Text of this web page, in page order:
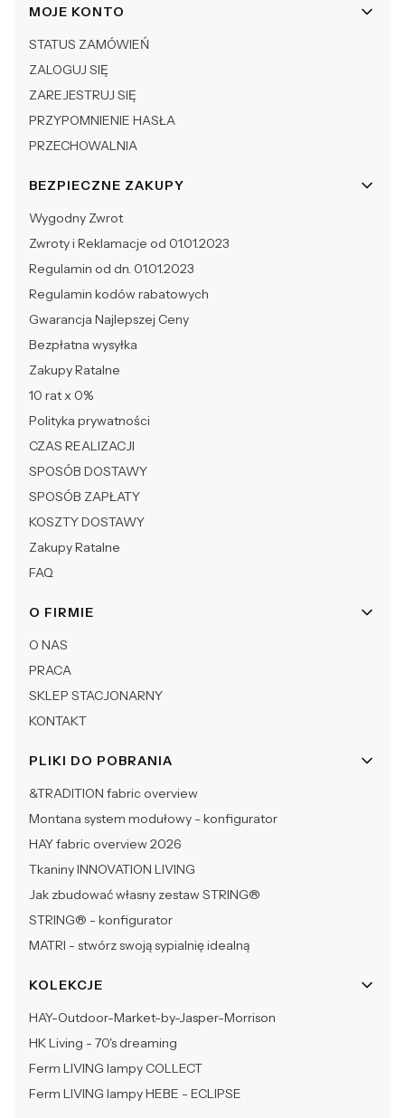
Linki w stopce
MOJE KONTO
STATUS ZAMÓWIEŃ
ZALOGUJ SIĘ
ZAREJESTRUJ SIĘ
PRZYPOMNIENIE HASŁA
PRZECHOWALNIA
BEZPIECZNE ZAKUPY
Wygodny Zwrot
Zwroty i Reklamacje od 01.01.2023
Regulamin od dn. 01.01.2023
Regulamin kodów rabatowych
Gwarancja Najlepszej Ceny
Bezpłatna wysyłka
Zakupy Ratalne
10 rat x 0%
Polityka prywatności
CZAS REALIZACJI
SPOSÓB DOSTAWY
SPOSÓB ZAPŁATY
KOSZTY DOSTAWY
Zakupy Ratalne
FAQ
O FIRMIE
O NAS
PRACA
SKLEP STACJONARNY
KONTAKT
PLIKI DO POBRANIA
&TRADITION fabric overview
Montana system modułowy - konfigurator
HAY fabric overview 2026
Tkaniny INNOVATION LIVING
Jak zbudować własny zestaw STRING®
STRING® - konfigurator
MATRI - stwórz swoją sypialnię idealną
KOLEKCJE
HAY-Outdoor-Market-by-Jasper-Morrison
HK Living - 70's dreaming
Ferm LIVING lampy COLLECT
Ferm LIVING lampy HEBE - ECLIPSE